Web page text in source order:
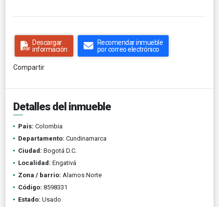
Descargar
información
Recomendar inmueble
por correo electrónico
Compartir
Detalles del inmueble
País: Colombia
Departamento: Cundinamarca
Ciudad: Bogotá D.C.
Localidad: Engativá
Zona / barrio: Alamos Norte
Código: 8598331
Estado: Usado